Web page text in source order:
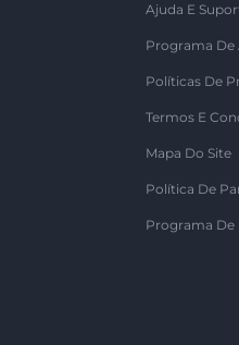
Ajuda E
Programa De
Políticas De
Termos E
Mapa Do Site
Política De
Programa De